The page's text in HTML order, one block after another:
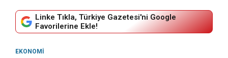
Linke Tıkla, Türkiye Gazetesi'ni Google
Favorilerine Ekle!
EKONOMI